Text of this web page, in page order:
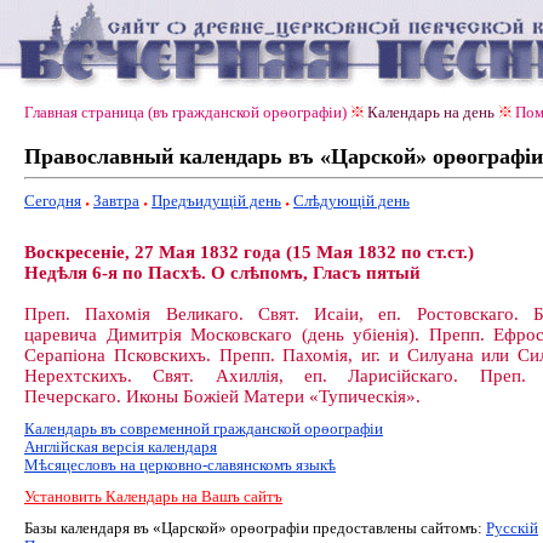
Главная страница (въ гражданской орѳографiи) Календарь на день
Православный календарь въ «Царской» орѳографiи
Сегодня Завтра Предъидущiй день Слѣдующiй день
Воскресеніе, 27 Мая 1832 года (15 Мая 1832 по ст.ст.)
Недѣля 6-я по Пасхѣ. О слѣпомъ, Гласъ пятый
Преп. Пахомія Великаго. Свят. Исаіи, еп. Ростовскаго.
царевича Димитрія Московскаго (день убіенія). Препп.
Серапіона Псковскихъ. Препп. Пахомія, иг. и Силуана или
Нерехтскихъ. Свят. Ахиллія, еп. Ларисійскаго. Преп.
Печерскаго. Иконы Божіей Матери «Тупическія».
Календарь въ современной гражданской орѳографiи
Англiйская версiя календаря
Мѣсяцесловъ на церковно-славянскомъ языкѣ
Установить Календарь на Вашъ сайтъ
Базы календаря въ «Царской» орѳографiи предоставлены сайтомъ: Русскiй